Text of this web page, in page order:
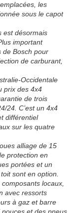
les
sous le capot
est désormais
important
de Bosch pour
de carburant,
Occidentale
prix des 4x4
de trois
24. C’est un 4x4
différentiel
sur les quatre
alliage de 15
protection en
portées et un
sont en option.
locaux,
avec ressorts
à gaz et barre